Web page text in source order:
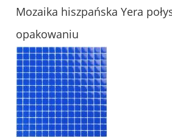
Mozaika hiszpańska Yera
opakowaniu